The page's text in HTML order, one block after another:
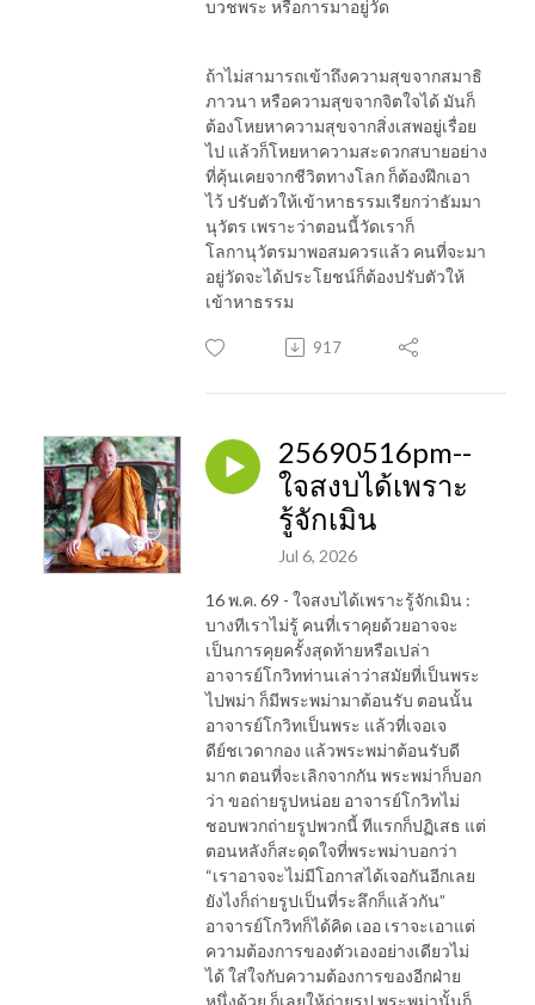
บวชพระ หรือการมาอยู่วัด
ถ้าไม่สามารถเข้าถึงความสุขจากสมาธิ
ภาวนา หรือความสุขจากจิตใจได้ มันก็
ต้องโหยหาความสุขจากสิ่งเสพอยู่เรื่อย
ไป แล้วก็โหยหาความสะดวกสบายอย่าง
ที่คุ้นเคยจากชีวิตทางโลก ก็ต้องฝึกเอา
ไว้ ปรับตัวให้เข้าหาธรรมเรียกว่าธัมมา
นุวัตร เพราะว่าตอนนี้วัดเราก็
โลกานุวัตรมาพอสมควรแล้ว คนที่จะมา
อยู่วัดจะได้ประโยชน์ก็ต้องปรับตัวให้
เข้าหาธรรม
917
25690516pm--
ใจสงบได้เพราะ
รู้จักเมิน
Jul 6, 2026
16 พ.ค. 69 - ใจสงบได้เพราะรู้จักเมิน :
บางทีเราไม่รู้ คนที่เราคุยด้วยอาจจะ
เป็นการคุยครั้งสุดท้ายหรือเปล่า
อาจารย์โกวิทท่านเล่าว่าสมัยที่เป็นพระ
ไปพม่า ก็มีพระพม่ามาต้อนรับ ตอนนั้น
อาจารย์โกวิทเป็นพระ แล้วที่เจอเจ
ดีย์ชเวดากอง แล้วพระพม่าต้อนรับดี
มาก ตอนที่จะเลิกจากกัน พระพม่าก็บอก
ว่า ขอถ่ายรูปหน่อย อาจารย์โกวิทไม่
ชอบพวกถ่ายรูปพวกนี้ ทีแรกก็ปฏิเสธ แต่
ตอนหลังก็สะดุดใจที่พระพม่าบอกว่า
“เราอาจจะไม่มีโอกาสได้เจอกันอีกเลย
ยังไงก็ถ่ายรูปเป็นที่ระลึกก็แล้วกัน”
อาจารย์โกวิทก็ได้คิด เออ เราจะเอาแต่
ความต้องการของตัวเองอย่างเดียวไม่
ได้ ใส่ใจกับความต้องการของอีกฝ่าย
หนึ่งด้วย ก็เลยให้ถ่ายรูป พระพม่านั้นก็